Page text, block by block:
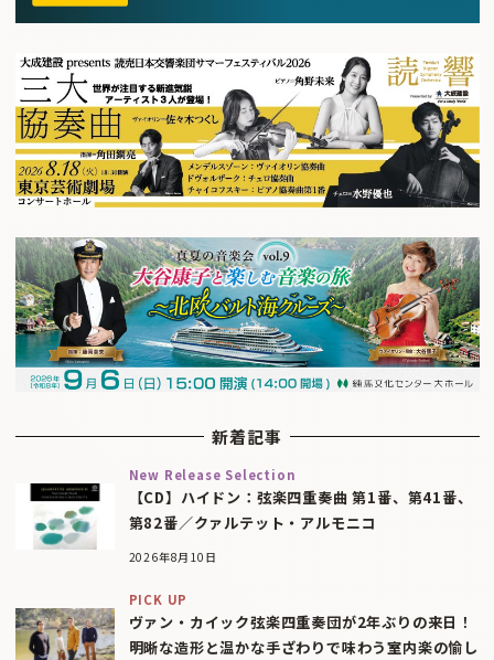
新着記事
New Release Selection
【CD】ハイドン：弦楽四重奏曲 第1番、第41番、
第82番／クァルテット・アルモニコ
2026年8月10日
PICK UP
ヴァン・カイック弦楽四重奏団が2年ぶりの来日！
明晰な造形と温かな手ざわりで味わう室内楽の愉し